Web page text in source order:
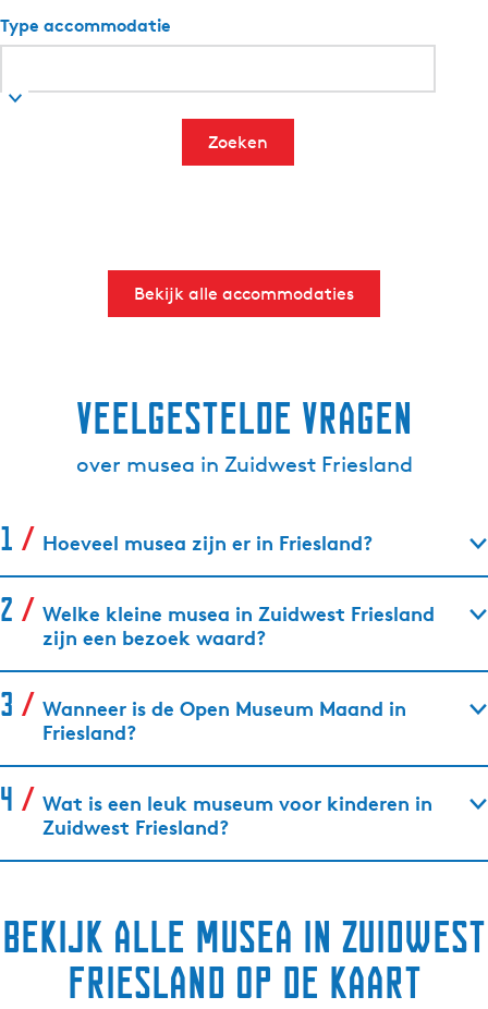
Type accommodatie
Zoeken
Bekijk alle accommodaties
Veelgestelde vragen
over musea in Zuidwest Friesland
Hoeveel musea zijn er in Friesland?
Welke kleine musea in Zuidwest Friesland
zijn een bezoek waard?
Wanneer is de Open Museum Maand in
Friesland?
Wat is een leuk museum voor kinderen in
Zuidwest Friesland?
Bekijk alle musea in Zuidwest
Friesland op de kaart